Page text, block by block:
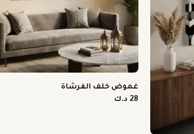
غموض خلف الفرشاة
28 د.ك